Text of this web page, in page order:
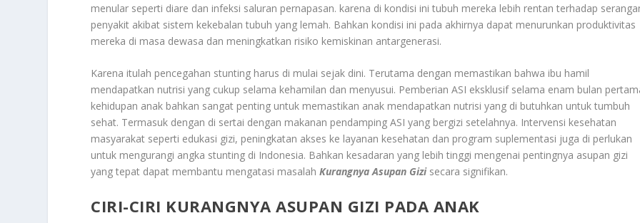
menular seperti diare dan infeksi saluran pernapasan. karena di kondisi ini tubuh mereka lebih rentan terhadap
penyakit akibat sistem kekebalan tubuh yang lemah. Bahkan kondisi ini pada akhirnya dapat menurunkan produktivitas
mereka di masa dewasa dan meningkatkan risiko kemiskinan antargenerasi.
Karena itulah pencegahan stunting harus di mulai sejak dini. Terutama dengan memastikan bahwa ibu hamil
mendapatkan nutrisi yang cukup selama kehamilan dan menyusui. Pemberian ASI eksklusif selama enam bulan
kehidupan anak bahkan sangat penting untuk memastikan anak mendapatkan nutrisi yang di butuhkan untuk tumbuh
sehat. Termasuk dengan di sertai dengan makanan pendamping ASI yang bergizi setelahnya. Intervensi kesehatan
masyarakat seperti edukasi gizi, peningkatan akses ke layanan kesehatan dan program suplementasi juga di perlukan
untuk mengurangi angka stunting di Indonesia. Bahkan kesadaran yang lebih tinggi mengenai pentingnya asupan gizi
yang tepat dapat membantu mengatasi masalahKurangnya Asupan Gizisecara signifikan.
CIRI-CIRI KURANGNYA ASUPAN GIZI PADA ANAK